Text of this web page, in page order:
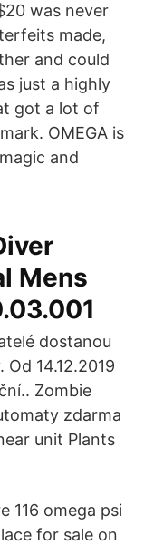
was never
made,
and could
just a highly
got a lot of
OMEGA is
and
Mens
dostanou
14.12.2019
Zombie
zdarma
unit Plants
116 omega psi
for sale on